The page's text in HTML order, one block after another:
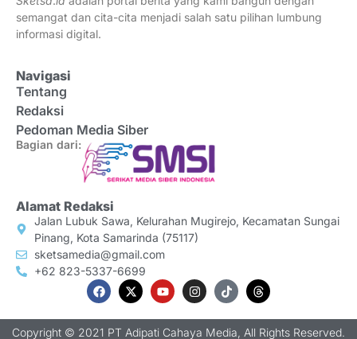
semangat dan cita-cita menjadi salah satu pilihan lumbung
informasi digital.
Navigasi
Tentang
Redaksi
Pedoman Media Siber
Bagian dari:
Alamat Redaksi
Jalan Lubuk Sawa, Kelurahan Mugirejo, Kecamatan Sungai
Pinang, Kota Samarinda (75117)
sketsamedia@gmail.com
+62 823-5337-6699
Copyright © 2021 PT Adipati Cahaya Media, All Rights Reserved.